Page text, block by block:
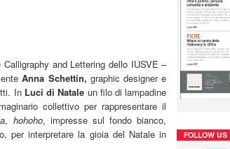
and Lettering dello IUSVE –
Anna Schettin, graphic designer e
In Luci di Natale un filo di lampadine
collettivo per rappresentare il
, hohoho, impresse sul fondo bianco,
per interpretare la gioia del Natale in
FOLLOW US